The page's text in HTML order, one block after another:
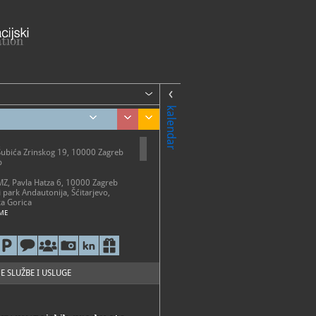
kalendar
Zrinskog 19, 10000 Zagreb
Pavla Hatza 6, 10000 Zagreb
park Andautonija, Šćitarjevo,
Gorica
h
13 h
državnim
i neradnim danima
SLUŽBE I USLUGE